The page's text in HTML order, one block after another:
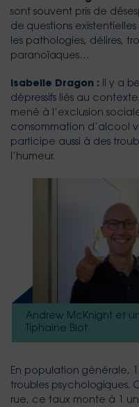
sont souvent pris de
de questions
les pathologies, délires,
paranoïaques…
Isabelle Dragon : Il y a
dépressifs liés au
mené à l’exclusion
consommation d’alcool
participe aussi à des
l’humeur.
Andrew McKnight et
Tiphaine Blot
En population générale,
troubles psychologiques.
rue, ce taux monte à 1